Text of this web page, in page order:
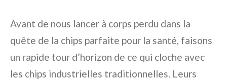
Avant de nous lancer à corps perdu dans la
quête de la chips parfaite pour la santé, faisons
un rapide tour d’horizon de ce qui cloche avec
les chips industrielles traditionnelles. Leurs